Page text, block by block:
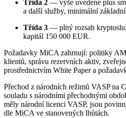
Třída 2 — výše uvedené plus
a další služby, minimální
Třída 3 — plný rozsah
kapitál 150 000 EUR.
Požadavky MiCA zahrnují: politiky
klientů, správu rezervních aktiv,
prostřednictvím White Paper a
Přechod z národních režimů VASP na
souladu s národními přechodnými
měly národní licenci VASP, jsou
dle MiCA ve stanovených lhůtách.